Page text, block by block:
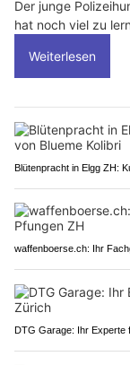
Der junge
hat noch viel zu
Weiterlesen
Blütenpracht in Elgg ZH:
waffenboerse.ch: Ihr
DTG Garage: Ihr Experte